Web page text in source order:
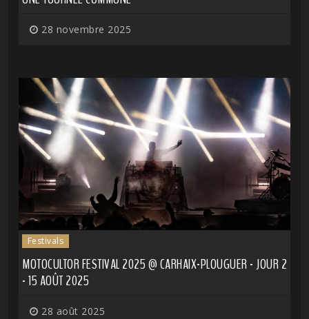
28 novembre 2025
Festivals
MOTOCULTOR FESTIVAL 2025 @ CARHAIX-PLOUGUER - JOUR 2
- 15 AOÛT 2025
28 août 2025